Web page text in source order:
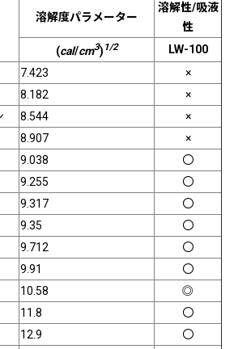
溶解度パラメーター
溶解性/吸液
性
(cal/cm3) 1/2
LW-100
7.423
×
8.182
×
8.544
×
8.907
×
9.038
〇
9.255
〇
9.317
〇
9.35
〇
9.712
〇
9.91
〇
10.58
◎
11.8
〇
12.9
〇